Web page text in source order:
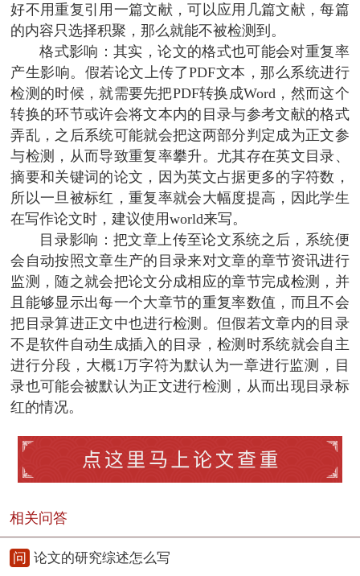
好不用重复引用一篇文献，可以应用几篇文献，每篇
的内容只选择积聚，那么就能不被检测到。
格式影响：其实，论文的格式也可能会对重复率
产生影响。假若论文上传了PDF文本，那么系统进行
检测的时候，就需要先把PDF转换成Word，然而这个
转换的环节或许会将文本内的目录与参考文献的格式
弄乱，之后系统可能就会把这两部分判定成为正文参
与检测，从而导致重复率攀升。尤其存在英文目录、
摘要和关键词的论文，因为英文占据更多的字符数，
所以一旦被标红，重复率就会大幅度提高，因此学生
在写作论文时，建议使用world来写。
目录影响：把文章上传至论文系统之后，系统便
会自动按照文章生产的目录来对文章的章节资讯进行
监测，随之就会把论文分成相应的章节完成检测，并
且能够显示出每一个大章节的重复率数值，而且不会
把目录算进正文中也进行检测。但假若文章内的目录
不是软件自动生成插入的目录，检测时系统就会自主
进行分段，大概1万字符为默认为一章进行监测，目
录也可能会被默认为正文进行检测，从而出现目录标
红的情况。
相关问答
问 论文的研究综述怎么写